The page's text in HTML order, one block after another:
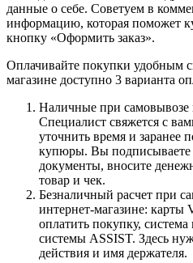
данные о себе. Советуем в
информацию, которая поможет
кнопку «Оформить заказ».
Оплачивайте покупки удобным
магазине доступно 3 варианта
Наличные при самовывозе
Специалист свяжется с
уточнить время и заранее
купюры. Вы подписываете
документы, вносите
товар и чек.
Безналичный расчет при
интернет-магазине: карты
оплатить покупку,
системы ASSIST. Здесь
действия и имя держателя.